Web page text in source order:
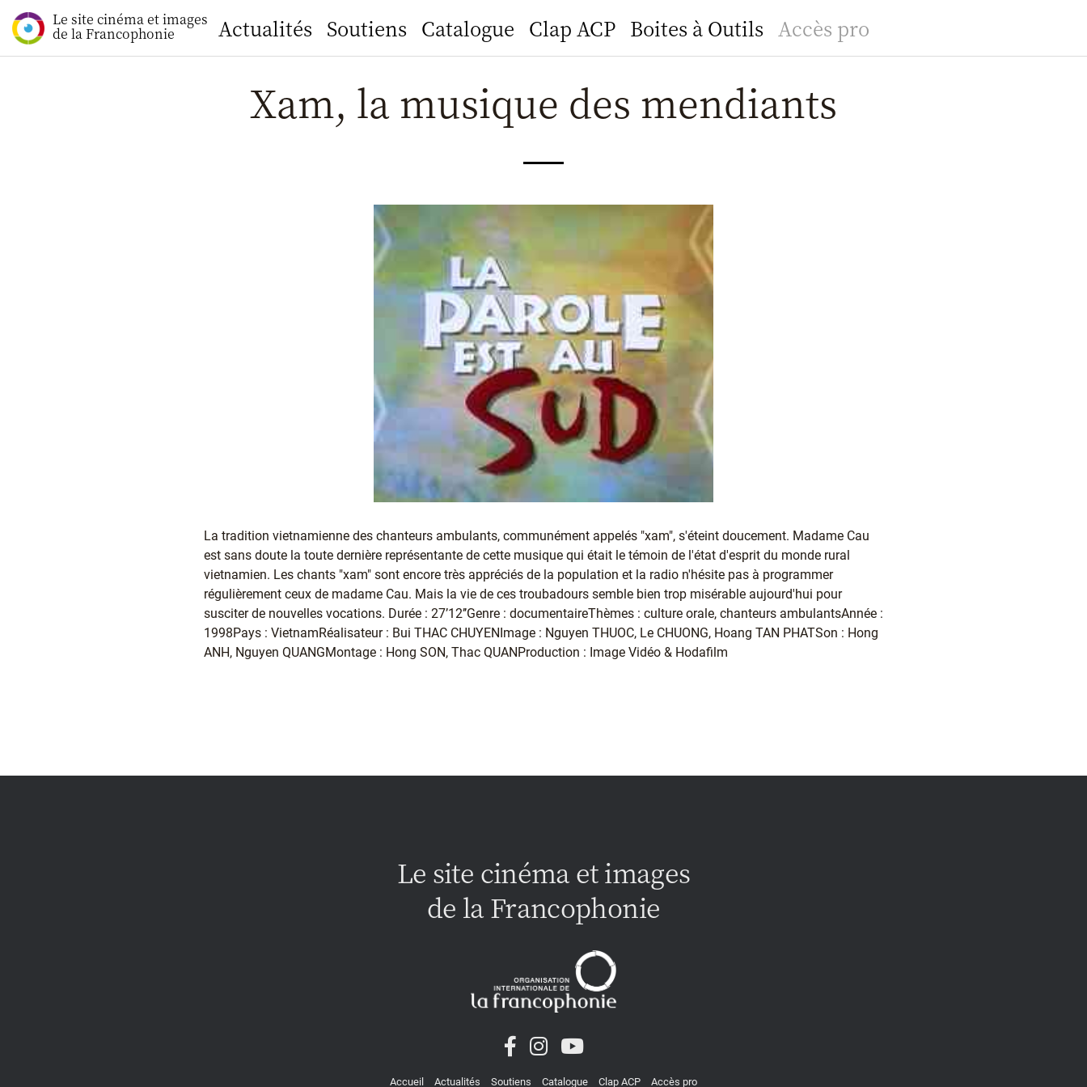
Le site cinéma et images
de la Francophonie Actualités Soutiens Catalogue Clap ACP Boites à Outils Accès pro
Xam, la musique des mendiants
La tradition vietnamienne des chanteurs ambulants, communément appelés "xam", s'éteint doucement. Madame Cau
est sans doute la toute dernière représentante de cette musique qui était le témoin de l'état d'esprit du monde rural
vietnamien. Les chants "xam" sont encore très appréciés de la population et la radio n'hésite pas à programmer
régulièrement ceux de madame Cau. Mais la vie de ces troubadours semble bien trop misérable aujourd'hui pour
susciter de nouvelles vocations. Durée : 27’12’’Genre : documentaireThèmes : culture orale, chanteurs ambulantsAnnée :
1998Pays : VietnamRéalisateur : Bui THAC CHUYENImage : Nguyen THUOC, Le CHUONG, Hoang TAN PHATSon : Hong
ANH, Nguyen QUANGMontage : Hong SON, Thac QUANProduction : Image Vidéo & Hodafilm
Le site cinéma et images
de la Francophonie
Accueil Actualités Soutiens Catalogue Clap ACP Accès pro